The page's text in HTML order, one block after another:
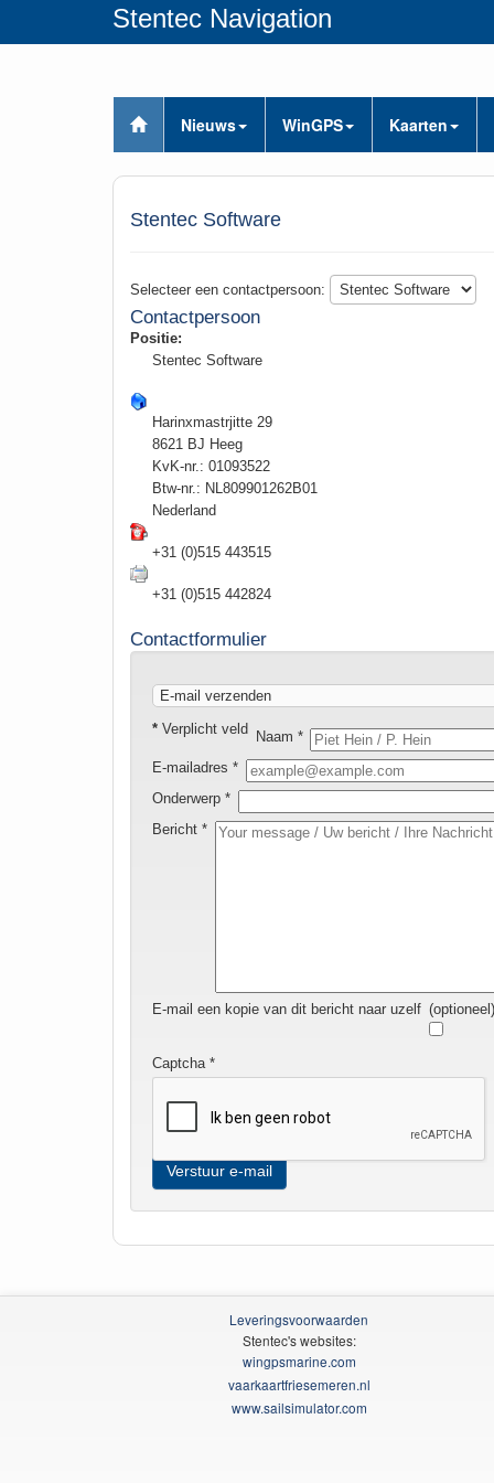
Stentec Navigation
Nieuws WinGPS Kaarten
Stentec Software
Selecteer een contactpersoon:
Contactpersoon
Positie:
Stentec Software
Harinxmastrjitte 29
8621 BJ Heeg
KvK-nr.: 01093522
Btw-nr.: NL809901262B01
Nederland
+31 (0)515 443515
+31 (0)515 442824
Contactformulier
E-mail verzenden
* Verplicht veld Naam *
E-mailadres *
Onderwerp *
Bericht *
E-mail een kopie van dit bericht naar uzelf (optioneel)
Captcha*
Verstuur e-mail
Leveringsvoorwaarden
Stentec's websites:
wingpsmarine.com
vaarkaartfriesemeren.nl
www.sailsimulator.com